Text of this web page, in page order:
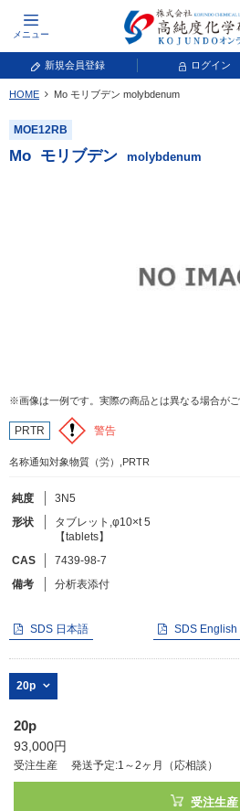
メニュー
新規会員登録 ログイン
元素周期表をタップすると、拡大表示されます。
し、一覧へ移動してください。
キーワードで検
フリーワードで検索
化学式で検索
和名・英名で検索
化合物
HOME Mo モリブデン molybdenum
MOE12RB
Mo モリブデン molybdenum
※画像は一例です。実際の商品とは異なる場合がご
PRTR 警告
名称通知対象物質（労）,PRTR
純度
3N5
形状
タブレット,φ10×t 5
【tablets】
CAS
7439-98-7
備考
分析表添付
SDS 日本語 SDS English
20p
20p
93,000円
受注生産 発送予定:1～2ヶ月（応相談）
受注生産